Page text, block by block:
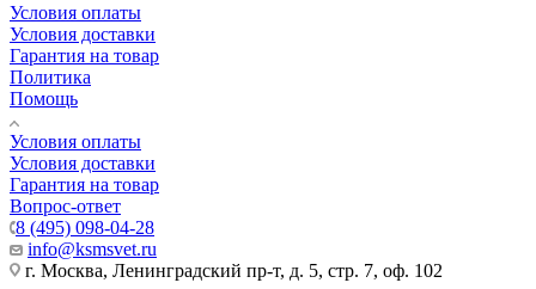
Условия оплаты
Условия доставки
Гарантия на товар
Политика
Помощь
Условия оплаты
Условия доставки
Гарантия на товар
Вопрос-ответ
8 (495) 098-04-28
info@ksmsvet.ru
г. Москва, Ленинградский пр-т, д. 5, стр. 7, оф. 102